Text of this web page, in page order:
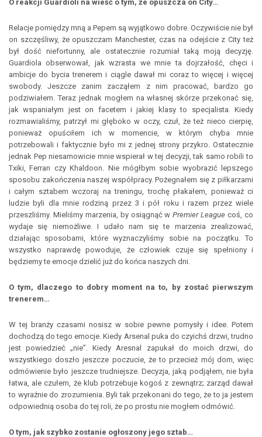
O reakcji Guardioli na wieść o tym, że opuszcza on City…
Relacje pomiędzy mną a Pepem są wyjątkowo dobre. Oczywiście nie był
on szczęśliwy, że opuszczam Manchester, czas na odejście z City też
był dość niefortunny, ale ostatecznie rozumiał taką moją decyzję.
Guardiola obserwował, jak wzrasta we mnie ta dojrzałość, chęci i
ambicje do bycia trenerem i ciągle dawał mi coraz to więcej i więcej
swobody. Jeszcze zanim zacząłem z nim pracować, bardzo go
podziwiałem. Teraz jednak mogłem na własnej skórze przekonać się,
jak wspaniałym jest on facetem i jakiej klasy to specjalista. Kiedy
rozmawialiśmy, patrzył mi głęboko w oczy, czuł, że też nieco cierpię,
ponieważ opuściłem ich w momencie, w którym chyba mnie
potrzebowali i faktycznie było mi z jednej strony przykro. Ostatecznie
jednak Pep niesamowicie mnie wspierał w tej decyzji, tak samo robili to
Txiki, Ferran czy Khaldoon. Nie mógłbym sobie wyobrazić lepszego
sposobu zakończenia naszej współpracy. Pożegnałem się z piłkarzami
i całym sztabem wczoraj na treningu, trochę płakałem, ponieważ ci
ludzie byli dla mnie rodziną przez 3 i pół roku i razem przez wiele
przeszliśmy. Mieliśmy marzenia, by osiągnąć wPremier League coś, co
wydaje się niemożliwe. I udało nam się te marzenia zrealizować,
działając sposobami, które wyznaczyliśmy sobie na początku. To
wszystko naprawdę powoduje, że człowiek czuje się spełniony i
będziemy te emocje dzielić już do końca naszych dni.
O tym, dlaczego to dobry moment na to, by zostać pierwszym
trenerem…
W tej branży czasami nosisz w sobie pewne pomysły i idee. Potem
dochodzą do tego emocje. Kiedy Arsenal puka do czyichś drzwi, trudno
jest powiedzieć „nie”. Kiedy Aresnal zapukał do moich drzwi, do
wszystkiego doszło jeszcze poczucie, że to przecież mój dom, więc
odmówienie było jeszcze trudniejsze. Decyzja, jaką podjąłem, nie była
łatwa, ale czułem, że klub potrzebuje kogoś z zewnątrz; zarząd dawał
to wyraźnie do zrozumienia. Byli tak przekonani do tego, że to ja jestem
odpowiednią osoba do tej roli, że po prostu nie mogłem odmówić.
O tym, jak szybko zostanie ogłoszony jego sztab…